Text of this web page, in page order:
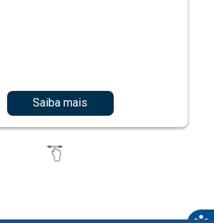
Saiba mais